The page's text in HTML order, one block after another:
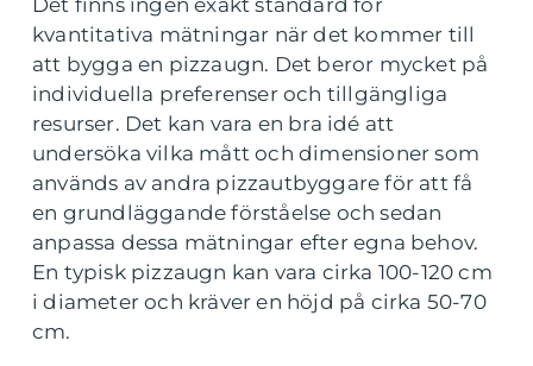
Det finns ingen exakt standard för
kvantitativa mätningar när det kommer till
att bygga en pizzaugn. Det beror mycket på
individuella preferenser och tillgängliga
resurser. Det kan vara en bra idé att
undersöka vilka mått och dimensioner som
används av andra pizzautbyggare för att få
en grundläggande förståelse och sedan
anpassa dessa mätningar efter egna behov.
En typisk pizzaugn kan vara cirka 100-120 cm
i diameter och kräver en höjd på cirka 50-70
cm.